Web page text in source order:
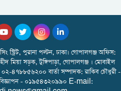
স্ট্রিট, পুরানা পল্টন, ঢাকা। গোপালগঞ্জ অফিস:
মিয়া সড়ক, টুঙ্গিপাড়া, গোপালগঞ্জ । মোবাইল
৪৭৮৮৫৬২০০ বার্তা সম্পাদক: রাকিব চৌধুরী -
- ০১৯৫৪৩২০৯৯০ E-mail: